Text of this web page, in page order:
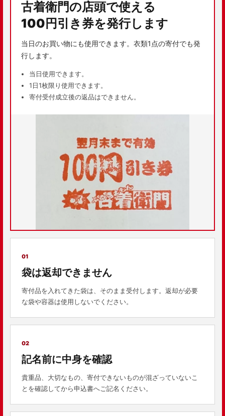
古着衛門の店頭で使える
100円引き券を発行します
当日のお買い物にも使用できます。衣類1点の寄付でも発
行します。
当日使用できます。
1日1枚限り使用できます。
寄付受付成立後の返品はできません。
01
袋は返却できません
寄付品を入れてきた袋は、そのまま受付します。返却が必要
な袋や容器は使用しないでください。
02
記名前に中身を確認
貴重品、大切なもの、寄付できないものが混ざっていないこ
とを確認してから申込書へご記名ください。